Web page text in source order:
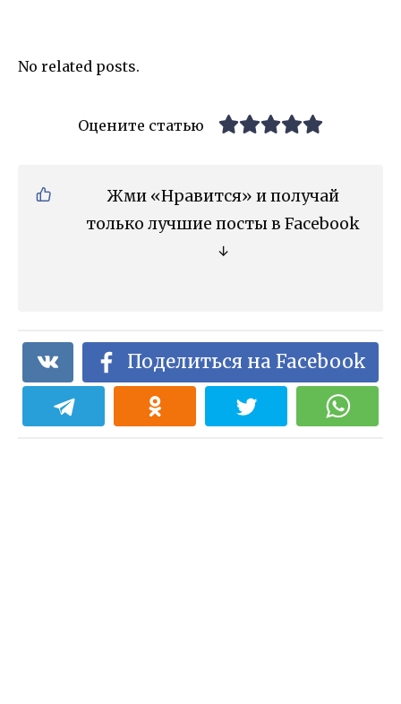
No related posts.
Оцените статью
Жми «Нравится» и получай
только лучшие посты в Facebook
↓
Поделиться на Facebook